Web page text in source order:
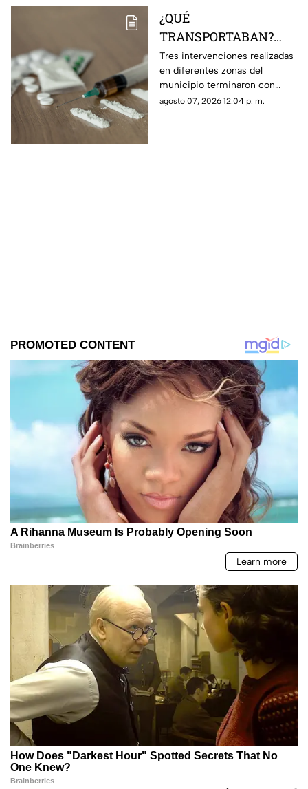
¿QUÉ
TRANSPORTABAN?
Tres personas son
detenidas en posesión
de estas sustancia en El
Marqués
Tres intervenciones realizadas
en diferentes zonas del
municipio terminaron con
personas aseguradas y
agosto 07, 2026 12:04 p. m.